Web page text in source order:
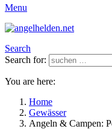
Menu
Search
Search for:
You are here:
Home
Gewässer
Angeln & Campen: